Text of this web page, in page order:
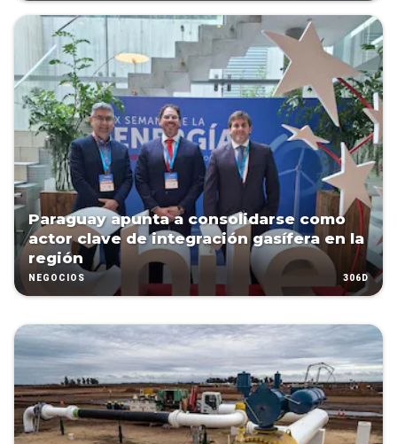
Paraguay apunta a consolidarse como
actor clave de integración gasífera en la
región
NEGOCIOS 306D